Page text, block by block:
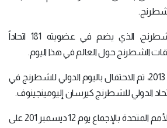
ينظم الاتحاد الدولي للشطرنج، الذي يضم في عضويته 181 اتحاداً
الشطرنج حول العالم في هذا اليوم.
في الآونة الأخيرة في عام 2013، تم الاحتفال باليوم الدولي للشطرنج في
وافقت الجمعية العامة للأمم المتحدة بالإجماع يوم 12 ديسمبر 201 على